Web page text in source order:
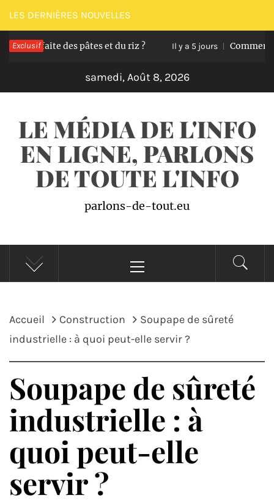
Passer
au
contenu
LES DERNIÈRES NOUVELLES
Exclusifdes pâtes et du riz ? Il y a 5 jours Comment
samedi, Août 8, 2026
LE MÉDIA DE L'INFO
EN LIGNE, PARLONS
DE TOUTE L'INFO
parlons-de-tout.eu
principal
Accueil Construction
Soupape de sûreté
industrielle : à quoi peut-elle servir ?
Soupape de sûreté
industrielle : à
quoi peut-elle
servir ?